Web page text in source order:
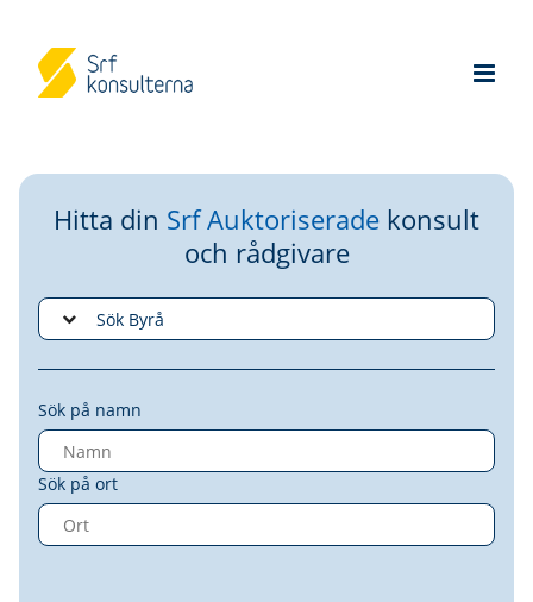
Hitta din Srf Auktoriserade konsult
och rådgivare
Sök på namn
Sök på ort